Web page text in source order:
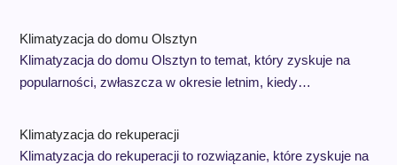
Klimatyzacja do domu Olsztyn
Klimatyzacja do domu Olsztyn to temat, który zyskuje na
popularności, zwłaszcza w okresie letnim, kiedy…
Klimatyzacja do rekuperacji
Klimatyzacja do rekuperacji to rozwiązanie, które zyskuje na